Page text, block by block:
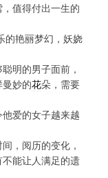
值得付出一生的
的艳丽梦幻，妖娆
明的男子面前，
曼妙的花朵，需要
爱的女子越来越
，阅历的变化，
能让人满足的遗